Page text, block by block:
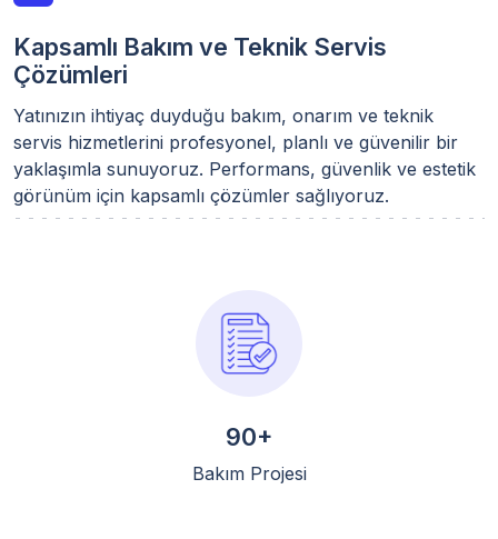
Kapsamlı Bakım ve Teknik Servis
Çözümleri
Yatınızın ihtiyaç duyduğu bakım, onarım ve teknik
servis hizmetlerini profesyonel, planlı ve güvenilir bir
yaklaşımla sunuyoruz. Performans, güvenlik ve estetik
görünüm için kapsamlı çözümler sağlıyoruz.
90+
Bakım Projesi